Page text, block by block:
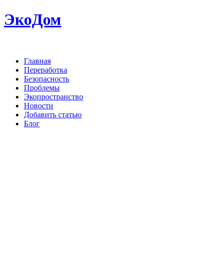
ЭкоДом
Главная
Переработка
Безопасность
Проблемы
Экопространство
Новости
Добавить статью
Блог